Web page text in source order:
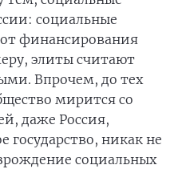
социальные
финансирования
элиты считают
Впрочем, до тех
мирится со
даже Россия,
никак не
социальных